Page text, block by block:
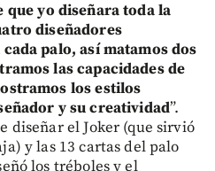
que yo diseñara toda la
diseñadores
palo, así matamos dos
las capacidades de
los estilos
y su creatividad”.
diseñar el Joker (que sirvió
y las 13 cartas del palo
los tréboles y el